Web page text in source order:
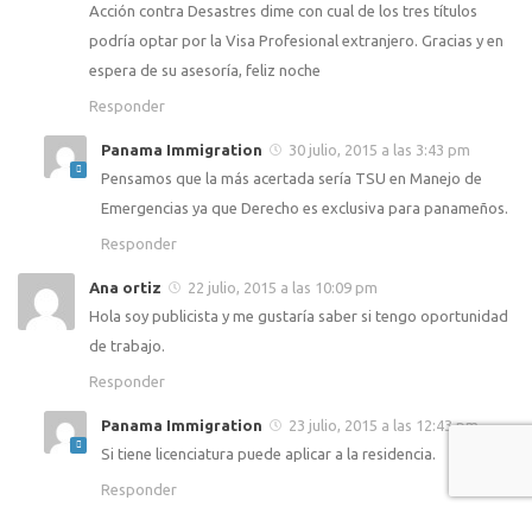
Acción contra Desastres dime con cual de los tres títulos
podría optar por la Visa Profesional extranjero. Gracias y en
espera de su asesoría, feliz noche
Responder
Panama Immigration
30 julio, 2015 a las 3:43 pm
Pensamos que la más acertada sería TSU en Manejo de
Emergencias ya que Derecho es exclusiva para panameños.
Responder
Ana ortiz
22 julio, 2015 a las 10:09 pm
Hola soy publicista y me gustaría saber si tengo oportunidad
de trabajo.
Responder
Panama Immigration
23 julio, 2015 a las 12:43 pm
Si tiene licenciatura puede aplicar a la residencia.
Responder